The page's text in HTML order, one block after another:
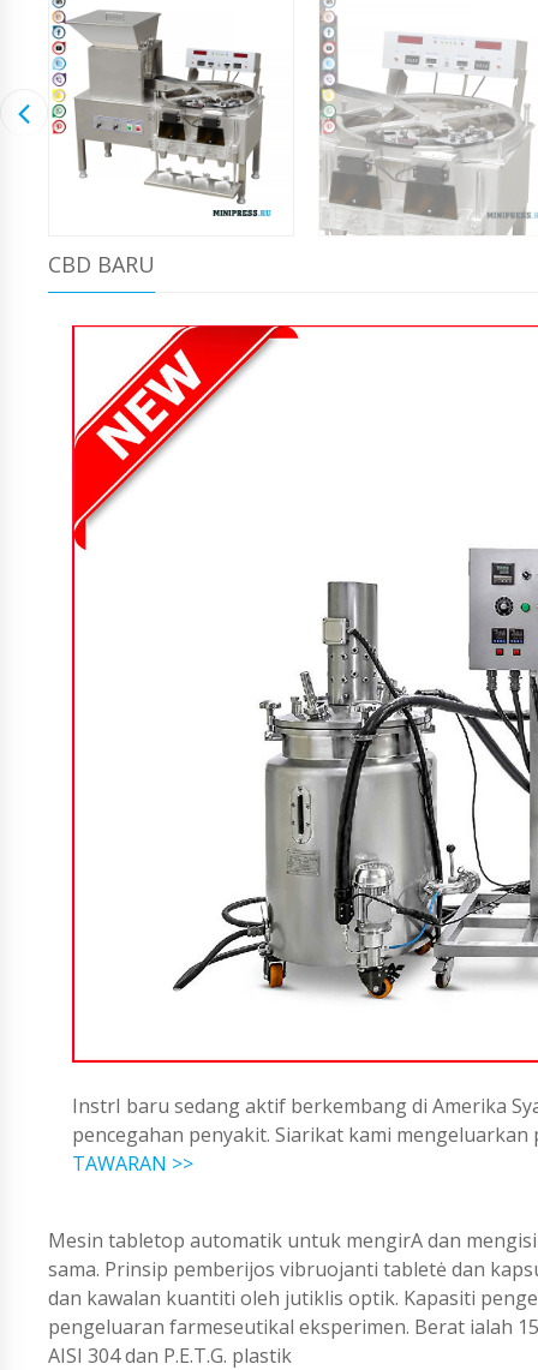
CBD BARU
InstrI baru sedang aktif berkembang di Amerika
pencegahan penyakit. Siarikat kami
TAWARAN >>
Mesin tabletop automatik untuk mengirA dan
sama. Prinsip pemberijos vibruojanti tabletė dan
dan kawalan kuantiti oleh jutiklis optik. Kapasiti
pengeluaran farmeseutikal eksperimen. Berat ialah
AISI 304 dan P.E.T.G. plastik